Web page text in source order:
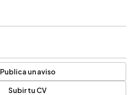
Publica un aviso
Subir tu CV